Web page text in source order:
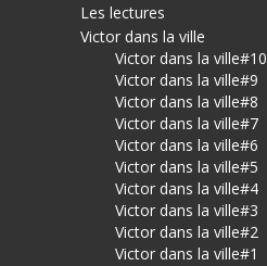
Les lectures
Victor dans la ville
Victor dans la ville#10
Victor dans la ville#9
Victor dans la ville#8
Victor dans la ville#7
Victor dans la ville#6
Victor dans la ville#5
Victor dans la ville#4
Victor dans la ville#3
Victor dans la ville#2
Victor dans la ville#1